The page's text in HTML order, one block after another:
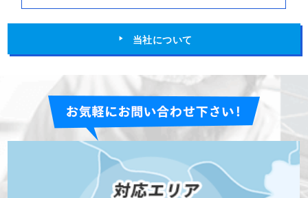
当社について